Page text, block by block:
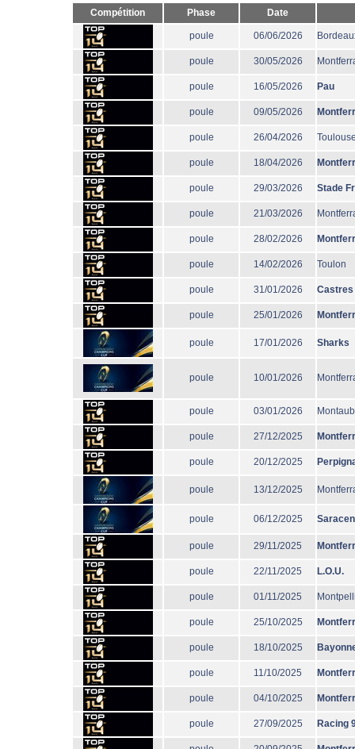
Compétition Phase Date
poule 06/06/2026
poule 30/05/2026
poule 16/05/2026 Pau
poule 09/05/2026
poule 26/04/2026
poule 18/04/2026
poule 29/03/2026 Stade
poule 21/03/2026
poule 28/02/2026
poule 14/02/2026 Toulon
poule 31/01/2026 Castres
poule 25/01/2026
poule 17/01/2026 Sharks
poule 10/01/2026
poule 03/01/2026
poule 27/12/2025
poule 20/12/2025
poule 13/12/2025
poule 06/12/2025
poule 29/11/2025
poule 22/11/2025 L.O.U.
poule 01/11/2025
poule 25/10/2025
poule 18/10/2025
poule 11/10/2025
poule 04/10/2025
poule 27/09/2025 Racing